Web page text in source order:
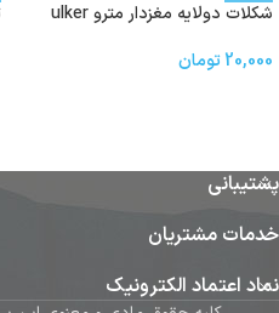
شکلات دولایه مغزدار‌ مترو ulker
20,000تومان
پشتیبانی
خدمات مشتریان
نماد اعتماد الکترونیک